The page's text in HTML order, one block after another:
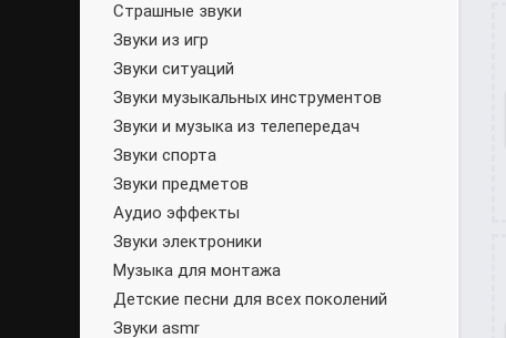
Страшные звуки
Звуки из игр
Звуки ситуаций
Звуки музыкальных инструментов
Звуки и музыка из телепередач
Звуки спорта
Звуки предметов
Аудио эффекты
Звуки электроники
Музыка для монтажа
Детские песни для всех поколений
Звуки asmr